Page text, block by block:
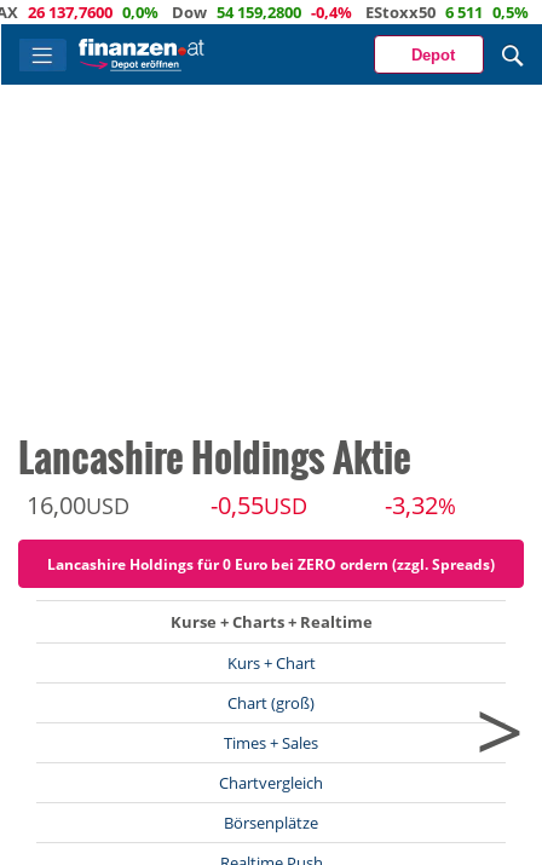
137,7600 0,0% Dow 54 159,2800 -0,4% EStoxx50 6 511 0,5%
Depot
Lancashire Holdings Aktie
16,00USD -0,55USD -3,32%
Lancashire Holdings für 0 Euro bei ZERO ordern (zzgl. Spreads)
Kurse + Charts + Realtime
Kurs + Chart
Chart (groß)
Times + Sales
Chartvergleich
Börsenplätze
>